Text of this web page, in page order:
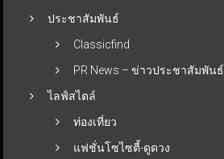
ประชาสัมพันธ์
Classicfind
PR News – ข่าวประชาสัมพันธ์
ไลฟ์สไตล์
ท่องเที่ยว
แฟชั่นโซไซตี้-ดูดวง